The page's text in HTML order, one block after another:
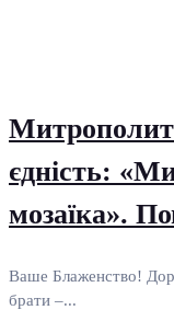
Митрополит
єдність:
мозаїка».
Ваше Блаженство!
брати –...